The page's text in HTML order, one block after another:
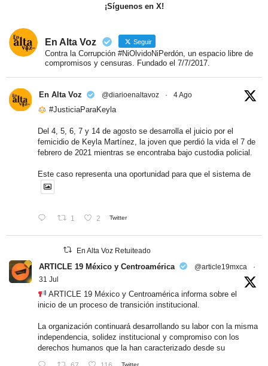
¡Síguenos en X!
En Alta Voz Seguir
Contra la Corrupción #NiOlvidoNiPerdón, un espacio libre de
compromisos y censuras. Fundado el 7/7/2017.
En Alta Voz @diarioenaltavoz · 4 Ago
#JusticiaParaKeyla
Del 4, 5, 6, 7 y 14 de agosto se desarrolla el juicio por el
femicidio de Keyla Martínez, la joven que perdió la vida el 7 de
febrero de 2021 mientras se encontraba bajo custodia policial.
Este caso representa una oportunidad para que el sistema de
1 2 Twitter
En Alta Voz Retuiteado
ARTICLE 19 México y Centroamérica @article19mxca
·
31 Jul
ARTICLE 19 México y Centroamérica informa sobre el
inicio de un proceso de transición institucional.
La organización continuará desarrollando su labor con la misma
independencia, solidez institucional y compromiso con los
derechos humanos que la han caracterizado desde su
Twitter